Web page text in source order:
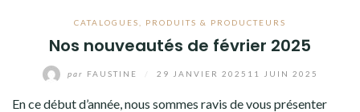
CATALOGUES PRODUITS & PRODUCTEURS
Nos nouveautés de février 2025
par FAUSTINE 29 JANVIER 2025 11 JUIN 2025
En ce début d’année, nous sommes ravis de vous présenter